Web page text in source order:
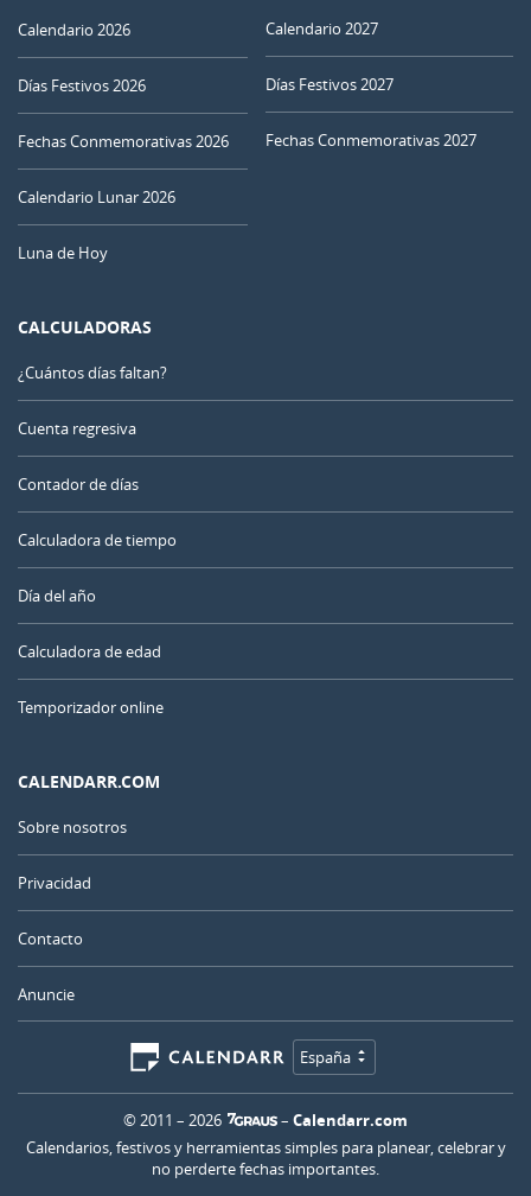
Calendario 2026
Días Festivos 2026
Fechas Conmemorativas 2026
Calendario Lunar 2026
Luna de Hoy
Calendario 2027
Días Festivos 2027
Fechas Conmemorativas 2027
CALCULADORAS
¿Cuántos días faltan?
Cuenta regresiva
Contador de días
Calculadora de tiempo
Día del año
Calculadora de edad
Temporizador online
CALENDARR.COM
Sobre nosotros
Privacidad
Contacto
Anuncie
España
© 2011 – 2026 – Calendarr.com
Calendarios, festivos y herramientas simples para planear, celebrar y
no perderte fechas importantes.